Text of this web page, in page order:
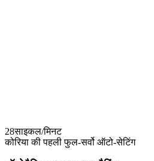
28साइकल/मिनट
कोरिया की पहली फुल-सर्वो ऑटो-सेटिंग